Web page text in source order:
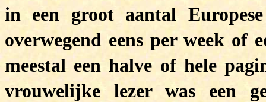
in een groot aantal
overwegend eens per week of
meestal een halve of hele
vrouwelijke lezer was een